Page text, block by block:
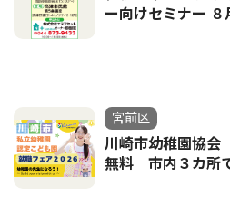
ー向けセミナー
宮前区
川崎市幼稚園協
無料 市内３カ所